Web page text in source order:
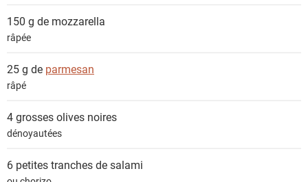
150 g de mozzarella
râpée
25 g de parmesan
râpé
4 grossesolives noires
dénoyautées
6 petites tranches desalami